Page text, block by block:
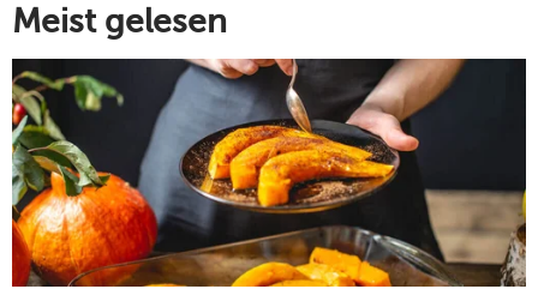
Meist gelesen